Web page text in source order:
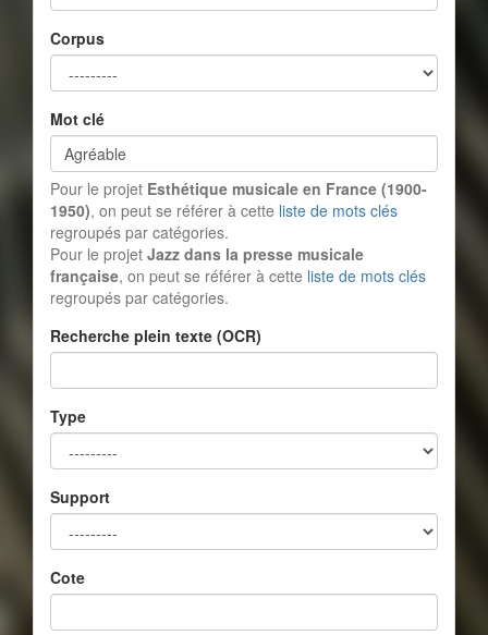
Corpus
Mot clé
Pour le projet Esthétique musicale en France (1900-
1950), on peut se référer à cette liste de mots clés
regroupés par catégories.
Pour le projet Jazz dans la presse musicale
française, on peut se référer à cette liste de mots clés
regroupés par catégories.
Recherche plein texte (OCR)
Type
Support
Cote